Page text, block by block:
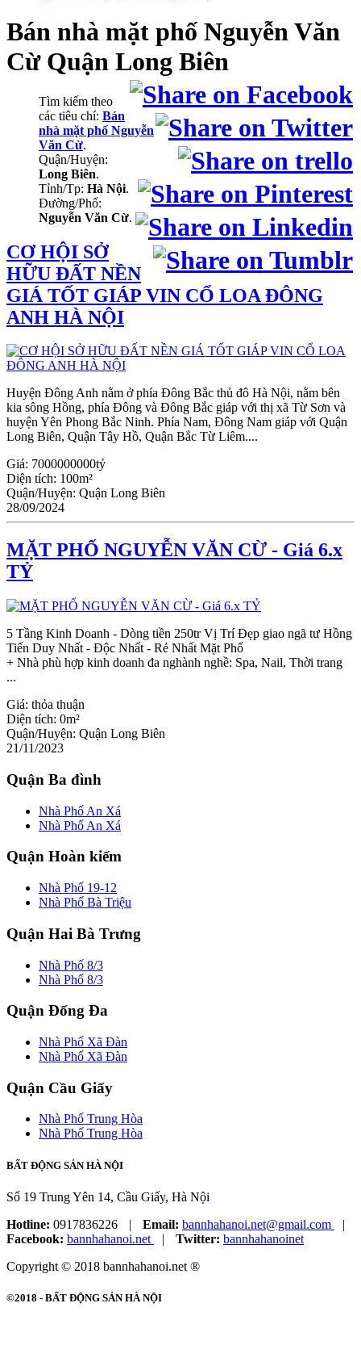
Bán nhà mặt phốNguyễn Văn
Cừ Quận Long Biên
Tìm kiếm theo
các tiêu chí: Bán
nhà mặt phố Nguyễn
Văn Cừ.
Quận/Huyện:
Long Biên.
Tỉnh/Tp: Hà Nội.
Đường/Phố:
Nguyễn Văn Cừ.
CƠ HỘI SỞ
HỮU ĐẤT NỀN
GIÁ TỐT GIÁP VIN CỔ LOA ĐÔNG
ANH HÀ NỘI
Huyện Đông Anh nằm ở phía Đông Bắc thủ đô Hà Nội, nằm bên
kia sông Hồng, phía Đông và Đông Bắc giáp với thị xã Từ Sơn và
huyện Yên Phong Bắc Ninh. Phía Nam, Đông Nam giáp với Quận
Long Biên, Quận Tây Hồ, Quận Bắc Từ Liêm....
Giá: 7000000000tỷ
Diện tích: 100m²
Quận/Huyện: Quận Long Biên
28/09/2024
MẶT PHỐ NGUYỄN VĂN CỪ - Giá 6.x
TỶ
5 Tầng Kinh Doanh - Dòng tiền 250tr Vị Trí Đẹp giao ngã tư Hồng
Tiến Duy Nhất - Độc Nhất - Rẻ Nhất Mặt Phố
+ Nhà phù hợp kinh doanh đa nghành nghề: Spa, Nail, Thời trang
...
Giá: thỏa thuận
Diện tích: 0m²
Quận/Huyện: Quận Long Biên
21/11/2023
Quận Ba đình
Nhà Phố An Xá
Nhà Phố An Xá
Quận Hoàn kiếm
Nhà Phố 19-12
Nhà Phố Bà Triệu
Quận Hai Bà Trưng
Nhà Phố 8/3
Nhà Phố 8/3
Quận Đống Đa
Nhà Phố Xã Đàn
Nhà Phố Xã Đàn
Quận Cầu Giấy
Nhà Phố Trung Hòa
Nhà Phố Trung Hòa
BẤT ĐỘNG SẢN HÀ NỘI
Số 19 Trung Yên 14, Cầu Giấy, Hà Nội
Hotline: 0917836226 | Email: bannhahanoi.net@gmail.com
|
Facebook: bannhahanoi.net | Twitter: bannhahanoinet
Copyright © 2018 bannhahanoi.net ®
©2018 - BẤT ĐỘNG SẢN HÀ NỘI